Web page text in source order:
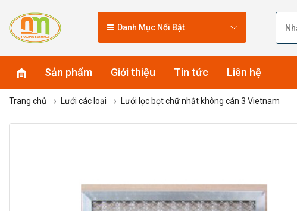
Danh Mục Nổi Bật
Sản phẩm Giới thiệu Tin tức Liên hệ
Trang chủ Lưới các loại Lưới lọc bọt chữ nhật không cán 3 Vietnam